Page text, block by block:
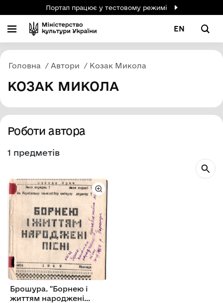
Портал працює у тестовому режимі
EN
Головна Автори Козак Микола
КОЗАК МИКОЛА
Роботи автора
1 предметів
Брошура. "Борнею і
життям народжені